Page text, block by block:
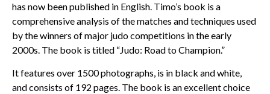
has now been published in English. Timo’s book is a
comprehensive analysis of the matches and techniques used
by the winners of major judo competitions in the early
2000s. The book is titled “Judo: Road to Champion.”
It features over 1500 photographs, is in black and white,
and consists of 192 pages. The book is an excellent choice